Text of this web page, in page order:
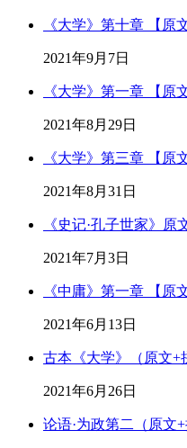
《大学》第十章 【原
2021年9月7日
《大学》第一章 【原
2021年8月29日
《大学》第三章 【原
2021年8月31日
《史记·孔子世家》
2021年7月3日
《中庸》第一章 【原
2021年6月13日
古本《大学》（原文+
2021年6月26日
论语·为政第二（原文